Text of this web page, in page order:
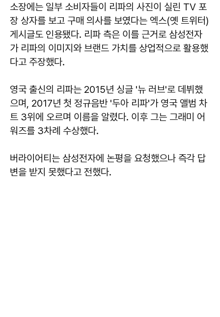
소장에는 일부 소비자들이 리파의 사진이 실린 TV 포
장 상자를 보고 구매 의사를 보였다는 엑스(옛 트위터)
게시글도 인용됐다. 리파 측은 이를 근거로 삼성전자
가 리파의 이미지와 브랜드 가치를 상업적으로 활용했
다고 주장했다.
영국 출신의 리파는 2015년 싱글 '뉴 러브'로 데뷔했
으며, 2017년 첫 정규음반 '두아 리파'가 영국 앨범 차
트 3위에 오르며 이름을 알렸다. 이후 그는 그래미 어
워즈를 3차례 수상했다.
버라이어티는 삼성전자에 논평을 요청했으나 즉각 답
변을 받지 못했다고 전했다.